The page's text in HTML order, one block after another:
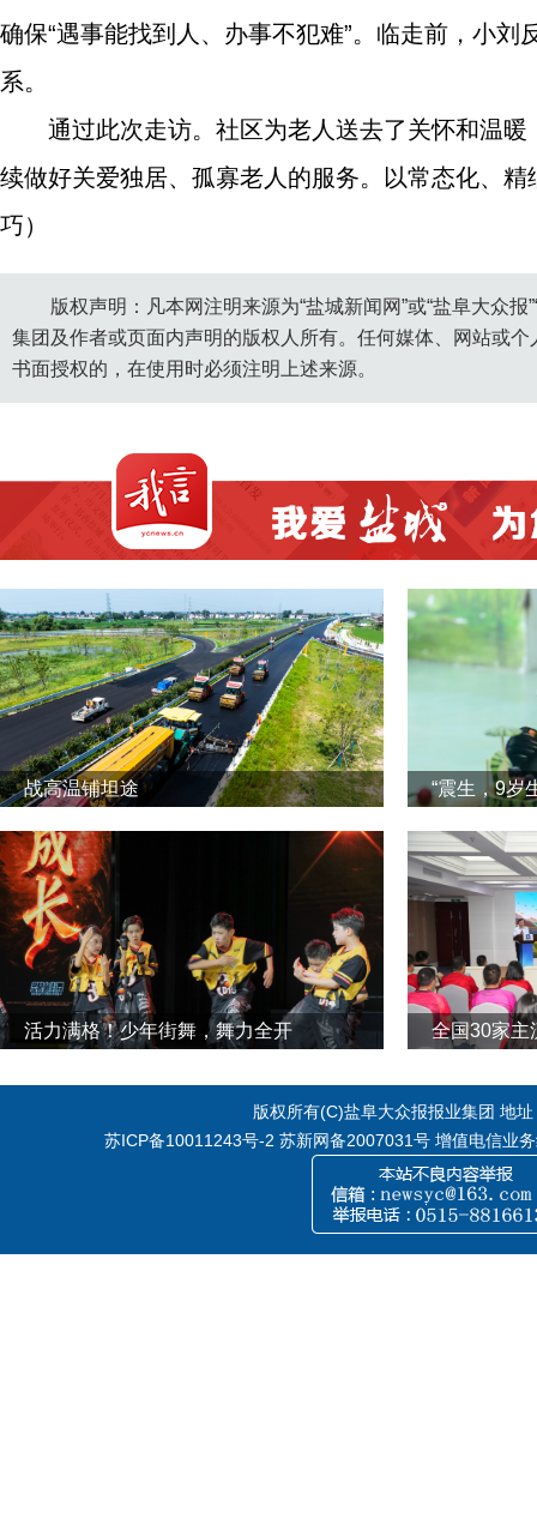
确保“遇事能找到人、办事不犯难”。临走前，小
系。
通过此次走访。社区为老人送去了关怀和温
续做好关爱独居、孤寡老人的服务。以常态化、
巧）
版权声明：凡本网注明来源为“盐城新闻网”或“盐阜大众
集团及作者或页面内声明的版权人所有。任何媒体、网站或
书面授权的，在使用时必须注明上述来源。
战高温铺坦途 “震生，9岁
活力满格！少年街舞，舞力全开 全国30家主
版权所有(C)盐阜大众报报业集团 地
苏ICP备10011243号-2 苏新网备2007031号 增值电信业